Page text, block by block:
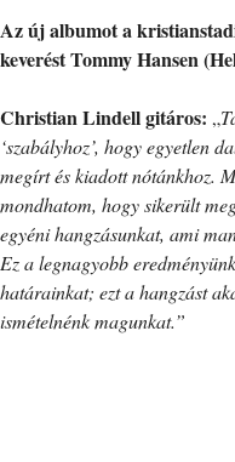
Az új albumot a
keverést Tommy Hansen
Christian Lindell gitáros: „
‘szabályhoz’, hogy egyetlen
megírt és kiadott nótánkhoz.
mondhatom, hogy sikerült
egyéni hangzásunkat, ami
Ez a legnagyobb
határainkat; ezt a hangzást
ismételnénk magunkat.”